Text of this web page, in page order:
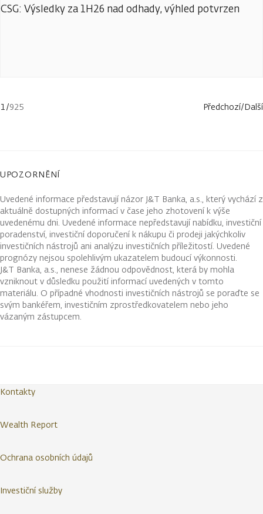
CSG: Výsledky za 1H26 nad odhady, výhled potvrzen
1/925 Předchozí/Další
UPOZORNĚNÍ
Uvedené informace představují názor J&T Banka, a.s., který vychází z
aktuálně dostupných informací v čase jeho zhotovení k výše
uvedenému dni. Uvedené informace nepředstavují nabídku, investiční
poradenství, investiční doporučení k nákupu či prodeji jakýchkoliv
investičních nástrojů ani analýzu investičních příležitostí. Uvedené
prognózy nejsou spolehlivým ukazatelem budoucí výkonnosti.
J&T Banka, a.s., nenese žádnou odpovědnost, která by mohla
vzniknout v důsledku použití informací uvedených v tomto
materiálu. O případné vhodnosti investičních nástrojů se poraďte se
svým bankéřem, investičním zprostředkovatelem nebo jeho
vázaným zástupcem.
Kontakty
Wealth Report
Ochrana osobních údajů
Investiční služby